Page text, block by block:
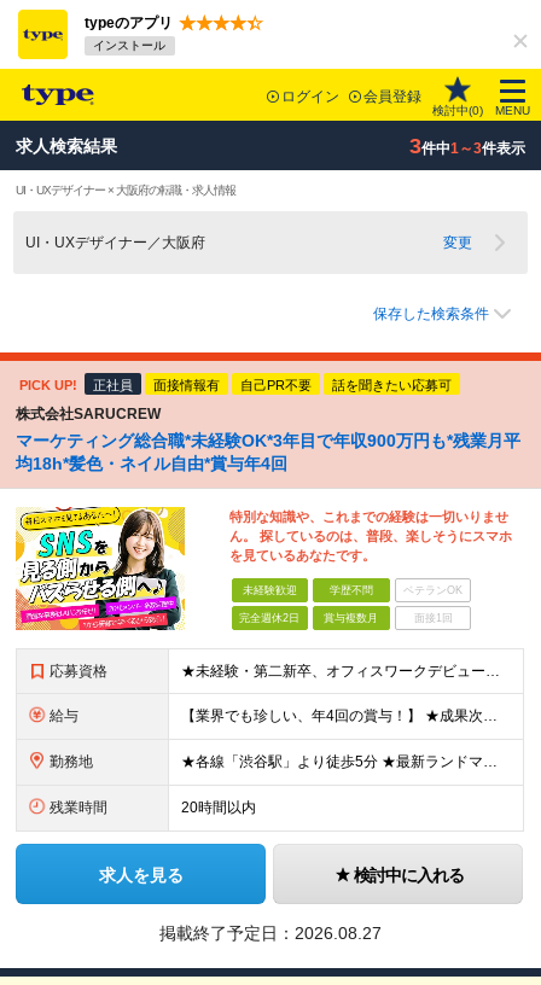
typeのアプリ
インストール
ログイン 会員登録
検討中(0) MENU
求人検索結果 3件中1～3件表示
UI・UXデザイナー × 大阪府の転職・求人情報
UI・UXデザイナー／大阪府 変更
保存した検索条件
PICK UP! 正社員 面接情報有 自己PR不要 話を聞きたい応募可
株式会社SARUCREW
マーケティング総合職*未経験OK*3年目で年収900万円も*残業月平
均18h*髪色・ネイル自由*賞与年4回
特別な知識や、これまでの経験は一切いりませ
ん。 探しているのは、普段、楽しそうにスマホ
を見ているあなたです。
未経験歓迎 学歴不問 ベテランOK
完全週休2日 賞与複数月 面接1回
応募資格 ★未経験・第二新卒、オフィスワークデビュー大歓迎 ★平均年齢は28.6歳！ ★20代の若手メンバーが中心になって活躍している職場です！ ●学歴不問 ※35歳以下の方（若年層の長期キャリア形成） ★こ
給与 【業界でも珍しい、年4回の賞与！】 ★成果次第でスピード昇給可 →20代で年収700万〜900万超も！ ■未経験：月給26〜30万円＋賞与年4回（業績による）＋各種手当 ※経験・スキルを考慮して決定
勤務地 ★各線「渋谷駅」より徒歩5分 ★最新ランドマークオフィスです！ ★転勤はありません 【本社】 東京都渋谷区道玄坂2-25-12 道玄坂通 dogenzaka-dori 5階 ※(変更の範囲)上記を除
残業時間 20時間以内
求人を見る 検討中に入れる
掲載終了予定日： 2026.08.27